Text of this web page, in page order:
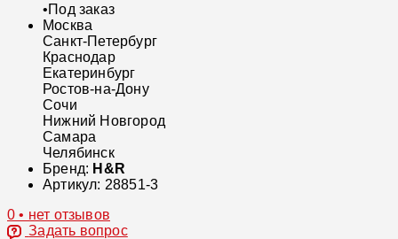
•Под заказ
Москва
Санкт-Петербург
Краснодар
Екатеринбург
Ростов-на-Дону
Сочи
Нижний Новгород
Самара
Челябинск
Бренд: H&R
Артикул: 28851-3
0 • нет отзывов
Задать вопрос